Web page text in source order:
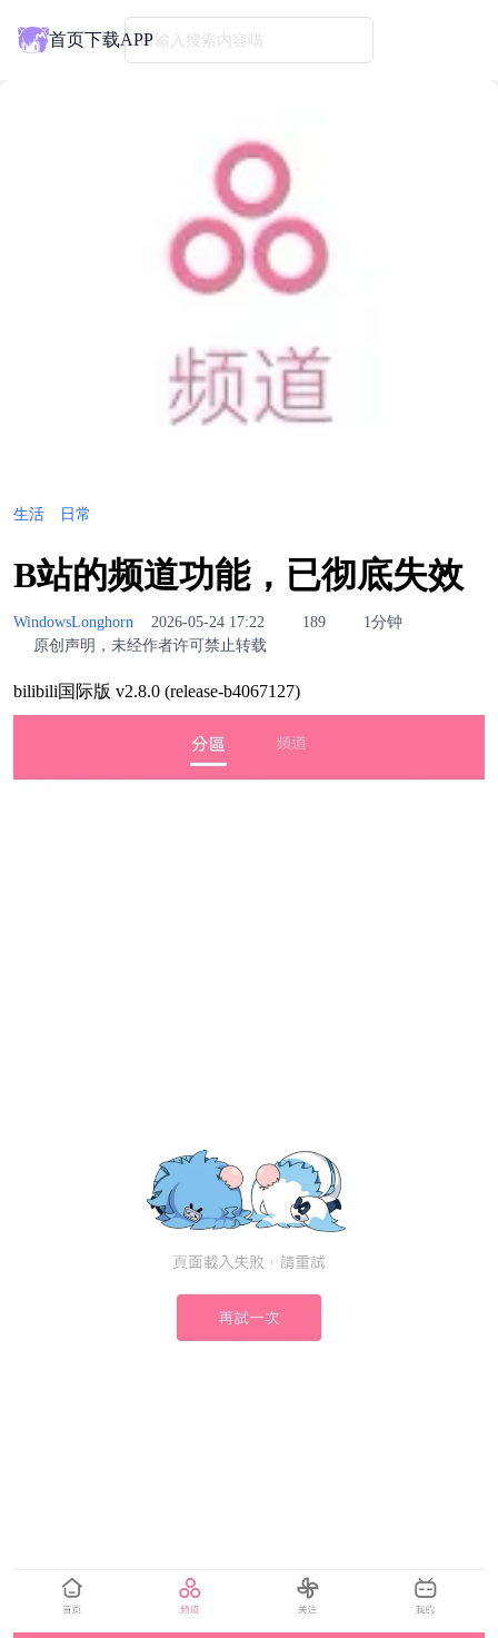
首页下载APP请输入搜索内容喵
生活 日常
B站的频道功能，已彻底失效
WindowsLonghorn 2026-05-24 17:22 189
1分钟
原创声明，未经作者许可禁止转载
bilibili国际版 v2.8.0 (release-b4067127)